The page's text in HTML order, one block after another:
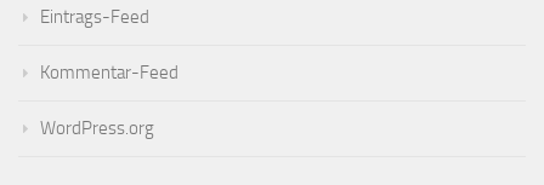
Eintrags-Feed
Kommentar-Feed
WordPress.org